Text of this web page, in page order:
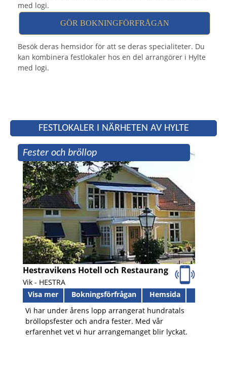
med logi.
GÖR BOKNINGFÖRFRÅGAN
Besök deras hemsidor för att se deras specialiteter. Du
kan kombinera festlokaler hos en del arrangörer i Hylte
med logi.
FESTLOKALER I NÄRHETEN AV HYLTE
Fester och bröllop
Hestravikens Hotell och Restaurang
Vik - HESTRA
Visa mer
Bokningsförfrågan
Hemsida
Vi har under årens lopp arrangerat hundratals
bröllopsfester och andra fester. Med vår
erfarenhet vet vi hur arrangemanget blir lyckat.